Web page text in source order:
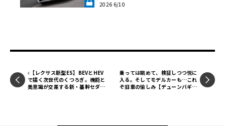
NT LAB》
2026 6/10
【レクサス新型ES】BEVとHEV
で描く次世代のくつろぎ。機能と
美意識が交差する新・基幹セダン
乗っては眺めて、検証しつつ悦に
入る。そしてモデルカーも…これ
ぞ旧車の愉しみ【デューンバギー